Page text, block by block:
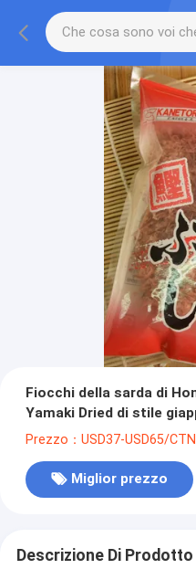
Fiocchi della sarda di
Yamaki Dried di stile
Prezzo：USD37-USD65/CTN
Miglior prezzo
Descrizione Di Prodotto